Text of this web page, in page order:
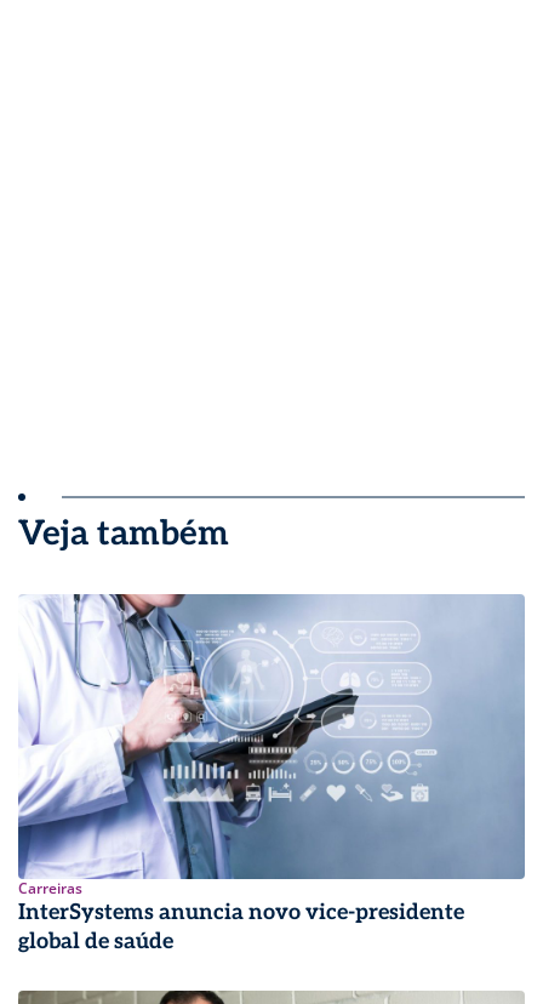
Veja também
Carreiras
InterSystems anuncia novo vice-presidente
global de saúde